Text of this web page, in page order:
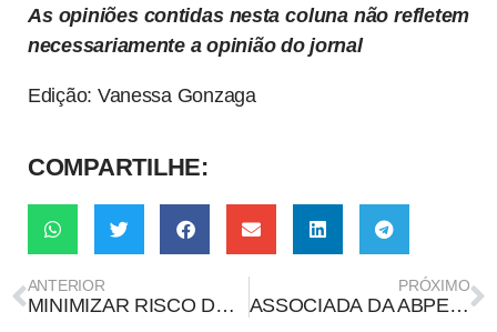
As opiniões contidas nesta coluna não refletem
necessariamente a opinião do jornal
Edição: Vanessa Gonzaga
COMPARTILHE:
ANTERIOR
MINIMIZAR RISCO DE MORTE POR COVID-19 É UM ERRO
PRÓXIMO
ASSOCIADA DA ABPEDUCOM DEFENDE MESTRADO SOBRE RÁDIO E PODCAST NA EDUCAÇÃO